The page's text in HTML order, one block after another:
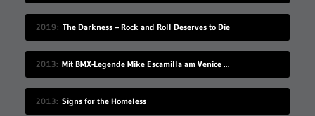
2019 The Darkness – Rock and Roll Deserves to Die
2013 Mit BMX-Legende Mike Escamilla am Venice Beach
2013 Signs for the Homeless